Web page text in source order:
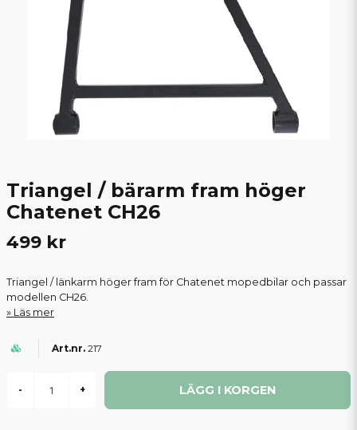
Triangel / bärarm fram höger
Chatenet CH26
499 kr
Triangel / länkarm höger fram för Chatenet mopedbilar och passar
modellen CH26.
Läs mer
217
- + LÄGG I KORGEN